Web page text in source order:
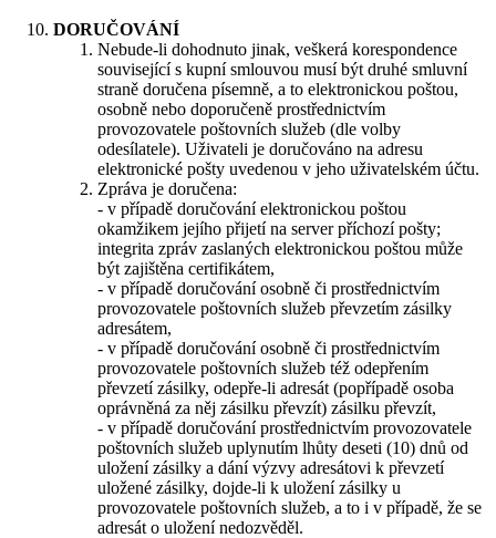
DORUČOVÁNÍ
​Nebude-li dohodnuto jinak, veškerá korespondence
související s kupní smlouvou musí být druhé smluvní
straně doručena písemně, a to elektronickou poštou,
osobně nebo doporučeně prostřednictvím
provozovatele poštovních služeb (dle volby
odesílatele). Uživateli je doručováno na adresu
elektronické pošty uvedenou v jeho uživatelském účtu.
Zpráva je doručena:
- v případě doručování elektronickou poštou
okamžikem jejího přijetí na server příchozí pošty;
integrita zpráv zaslaných elektronickou poštou může
být zajištěna certifikátem,
- v případě doručování osobně či prostřednictvím
provozovatele poštovních služeb převzetím zásilky
adresátem,
- v případě doručování osobně či prostřednictvím
provozovatele poštovních služeb též odepřením
převzetí zásilky, odepře-li adresát (popřípadě osoba
oprávněná za něj zásilku převzít) zásilku převzít,
- v případě doručování prostřednictvím provozovatele
poštovních služeb uplynutím lhůty deseti (10) dnů od
uložení zásilky a dání výzvy adresátovi k převzetí
uložené zásilky, dojde-li k uložení zásilky u
provozovatele poštovních služeb, a to i v případě, že se
adresát o uložení nedozvěděl.